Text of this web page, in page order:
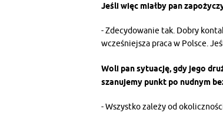
Jeśli więc miałby pan
- Zdecydowanie tak. Dobry
wcześniejsza praca w Polsce.
Woli pan sytuację, gdy jego
szanujemy punkt po nudnym
- Wszystko zależy od